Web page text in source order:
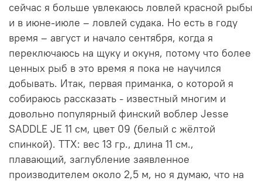
сейчас я больше увлекаюсь ловлей красной рыбы
и в июне-июле – ловлей судака. Но есть в году
время – август и начало сентября, когда я
переключаюсь на щуку и окуня, потому что более
ценных рыб в это время я пока не научился
добывать. Итак, первая приманка, о которой я
собираюсь рассказать - известный многим и
довольно популярный финский воблер Jesse
SADDLE JE 11 см, цвет 09 (белый с жёлтой
спинкой). ТТХ: вес 13 гр., длина 11 см.,
плавающий, заглубление заявленное
производителем около 2,5 м, но я думаю, что на